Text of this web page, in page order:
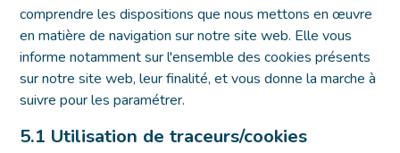
comprendre les dispositions que nous mettons en œuvre
en matière de navigation sur notre site web. Elle vous
informe notamment sur l'ensemble des cookies présents
sur notre site web, leur finalité, et vous donne la marche à
suivre pour les paramétrer.
5.1 Utilisation de traceurs/cookies